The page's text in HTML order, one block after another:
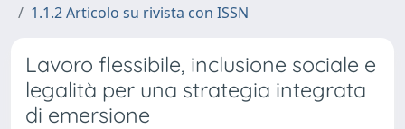
1.1.2 Articolo su rivista con ISSN
Lavoro flessibile, inclusione sociale e
legalità per una strategia integrata
di emersione